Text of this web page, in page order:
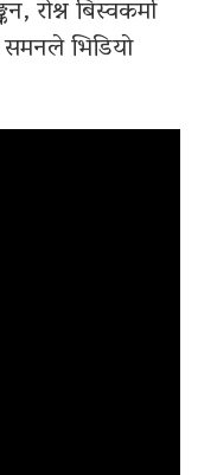
रोश्न बिस्वकर्मा
समनले भिडियाे